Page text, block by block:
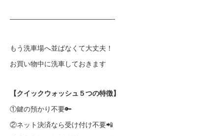
———————————————-
もう洗車場へ並ばなくて大丈夫！
お買い物中に洗車しておきます
【クイックウォッシュ５つの特徴】
①鍵の預かり不要🔑
②ネット決済なら受け付け不要📲